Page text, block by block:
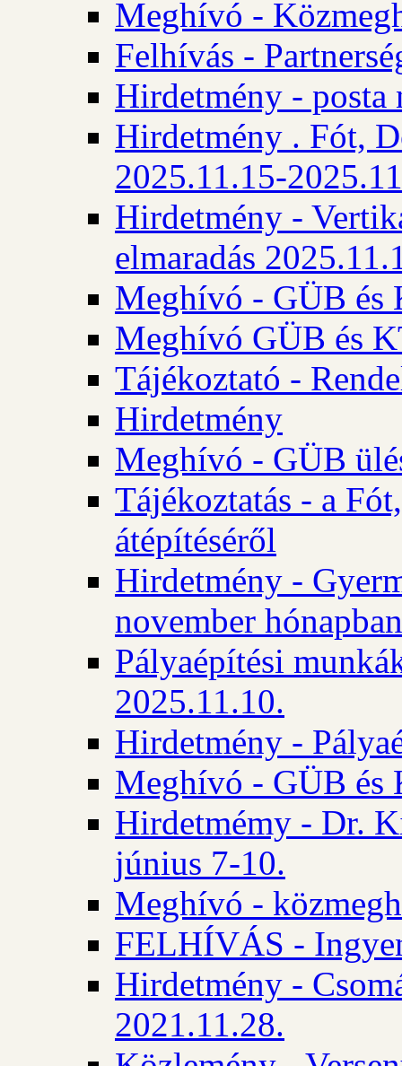
Meghívó -
Felhívás -
Hirdetmény - posta
Hirdetmény . Fót,
2025.11.15-
Hirdetmény -
elmaradás
Meghívó - GÜB és
Meghívó GÜB és
Tájékoztató -
Hirdetmény
Meghívó - GÜB
Tájékoztatás - a
átépítéséről
Hirdetmény -
november hónapban
Pályaépítési
2025.11.10.
Hirdetmény -
Meghívó - GÜB és
Hirdetmémy - Dr.
június 7-10.
Meghívó -
FELHÍVÁS -
Hirdetmény -
2021.11.28.